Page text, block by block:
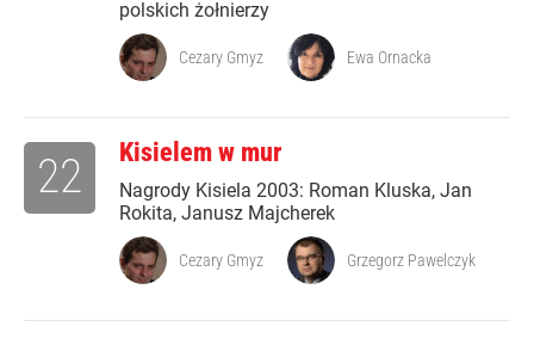
polskich żołnierzy
Cezary Gmyz Ewa Ornacka
Kisielem w mur
Nagrody Kisiela 2003: Roman Kluska, Jan
Rokita, Janusz Majcherek
22
Cezary Gmyz Grzegorz Pawelczyk